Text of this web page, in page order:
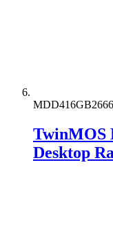
TwinMOS
Desktop